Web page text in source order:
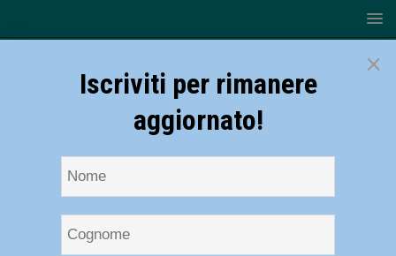
×
Iscriviti per rimanere
aggiornato!